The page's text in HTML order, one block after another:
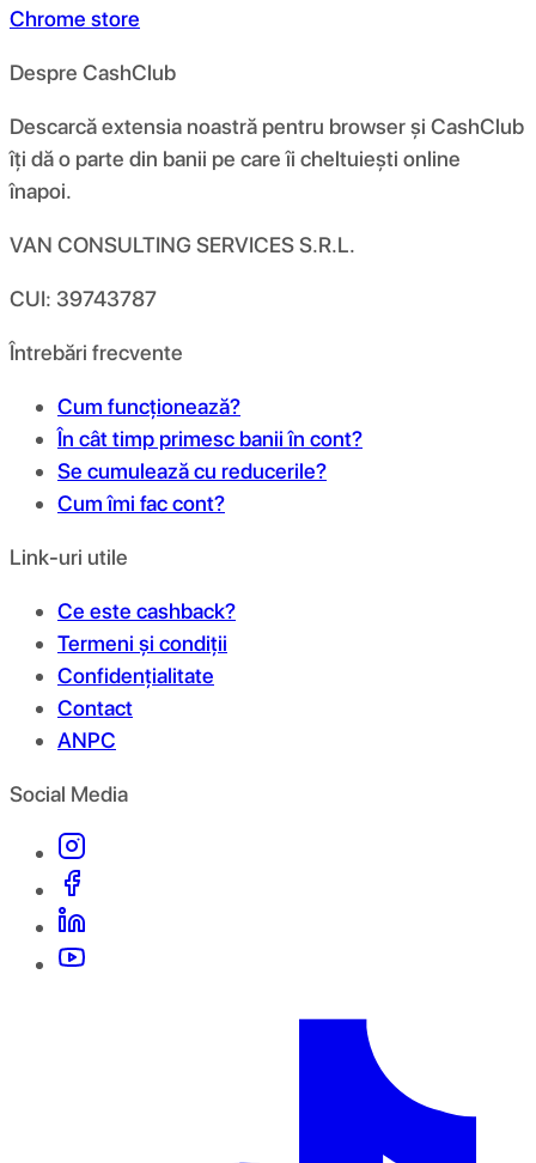
Chrome store
Despre CashClub
Descarcă extensia noastră pentru browser și CashClub
îți dă o parte din banii pe care îi cheltuiești online
înapoi.
VAN CONSULTING SERVICES S.R.L.
CUI: 39743787
Întrebări frecvente
Cum funcționează?
În cât timp primesc banii în cont?
Se cumulează cu reducerile?
Cum îmi fac cont?
Link-uri utile
Ce este cashback?
Termeni și condiții
Confidențialitate
Contact
ANPC
Social Media